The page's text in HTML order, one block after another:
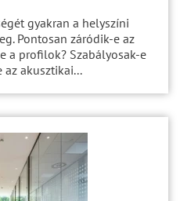
gyakran a helyszíni
Pontosan záródik-e az
a profilok? Szabályosak-e
akusztikai...